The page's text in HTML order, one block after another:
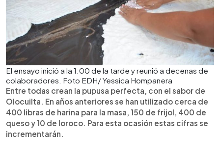
El ensayo inició a la 1:00 de la tarde y reunió a decenas de
colaboradores. Foto EDH/ Yessica Hompanera
Entre todas crean la pupusa perfecta, con el sabor de
Olocuilta. En años anteriores se han utilizado cerca de
400 libras de harina para la masa, 150 de frijol, 400 de
queso y 10 de loroco. Para esta ocasión estas cifras se
incrementarán.